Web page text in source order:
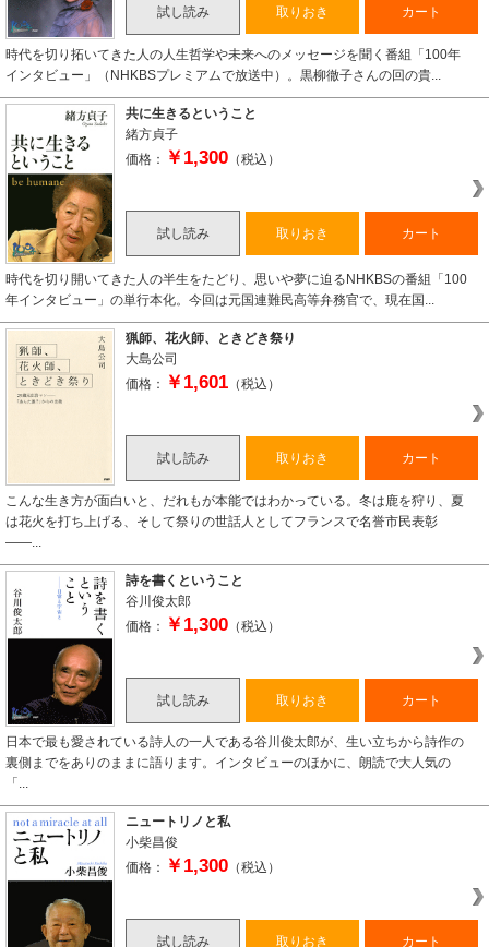
試し読み 取りおき カート
時代を切り拓いてきた人の人生哲学や未来へのメッセージを聞く番組「100年
インタビュー」（NHKBSプレミアムで放送中）。黒柳徹子さんの回の貴...
共に生きるということ
緒方貞子
価格：
￥1,300 （税込）
試し読み 取りおき カート
時代を切り開いてきた人の半生をたどり、思いや夢に迫るNHKBSの番組「100
年インタビュー」の単行本化。今回は元国連難民高等弁務官で、現在国...
猟師、花火師、ときどき祭り
大島公司
価格：
￥1,601 （税込）
試し読み 取りおき カート
こんな生き方が面白いと、だれもが本能ではわかっている。冬は鹿を狩り、夏
は花火を打ち上げる、そして祭りの世話人としてフランスで名誉市民表彰
――...
詩を書くということ
谷川俊太郎
価格：
￥1,300 （税込）
試し読み 取りおき カート
日本で最も愛されている詩人の一人である谷川俊太郎が、生い立ちから詩作の
裏側までをありのままに語ります。インタビューのほかに、朗読で大人気の
「...
ニュートリノと私
小柴昌俊
価格：
￥1,300 （税込）
試し読み 取りおき カート